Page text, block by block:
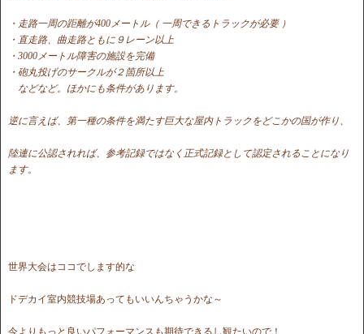
・走路一周の距離が400メートル（ 一周できるトラックが必要 ）
・直走路、曲走路ともに９レーン以上
・3000メートル障害の施設を完備
・砲丸投げのサークルが２箇所以上
などなど。ほかにも条件があります。
逆に言えば、第一種の条件を満たす巨大な屋内トラックをどこかの国が作り、
陸連に公認されれば、参考記録ではなく正式記録として認定されることになり
ます。
世界大会はココでします的な
ドデカイ室内競技場あってもいいんちゃうかな～
今よりもっと良いパフォーマンスも期待できるし観たいので！